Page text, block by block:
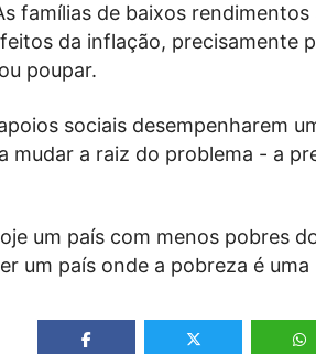
famílias de baixos
da inflação, precisamente
poupar.
sociais desempenharem
mudar a raiz do problema - a
um país com menos pobres
um país onde a pobreza é